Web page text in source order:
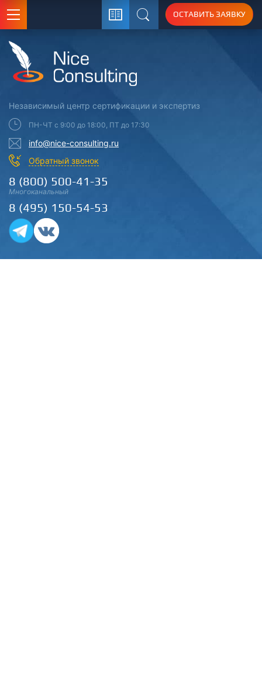
Поиск
ОСТАВИТЬ ЗАЯВКУ
Независимый центр сертификации и экспертиз
ПН-ЧТ с 9:00 до 18:00, ПТ до 17:30
info@nice-consulting.ru
Обратный звонок
8 (800) 500-41-35
Многоканальный
8 (495) 150-54-53